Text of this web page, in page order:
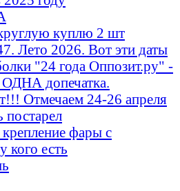
куплю 2 шт
Лето 2026. Вот эти даты
"24 года Оппозит.ру" -
допечатка.
Отмечаем 24-26 апреля
постарел
фары с
кого есть